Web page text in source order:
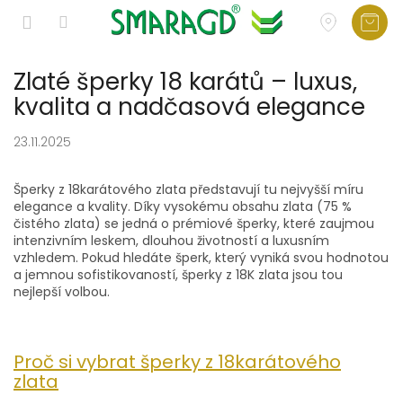
na
obsah
Zlaté šperky 18 karátů – luxus,
kvalita a nadčasová elegance
23.11.2025
Šperky z 18karátového zlata představují tu nejvyšší míru
elegance a kvality. Díky vysokému obsahu zlata (75 %
čistého zlata) se jedná o prémiové šperky, které zaujmou
intenzivním leskem, dlouhou životností a luxusním
vzhledem. Pokud hledáte šperk, který vyniká svou hodnotou
a jemnou sofistikovaností, šperky z 18K zlata jsou tou
nejlepší volbou.
Proč si vybrat šperky z 18karátového
zlata